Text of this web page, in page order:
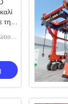
τη